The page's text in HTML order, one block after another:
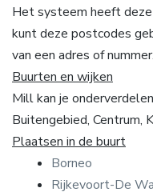
Het systeem heeft
kunt deze postcodes
van een adres of nummer.
Buurten en wijken
Mill kan je
Buitengebied, Centrum,
Plaatsen in de buurt
Borneo
Rijkevoort-De